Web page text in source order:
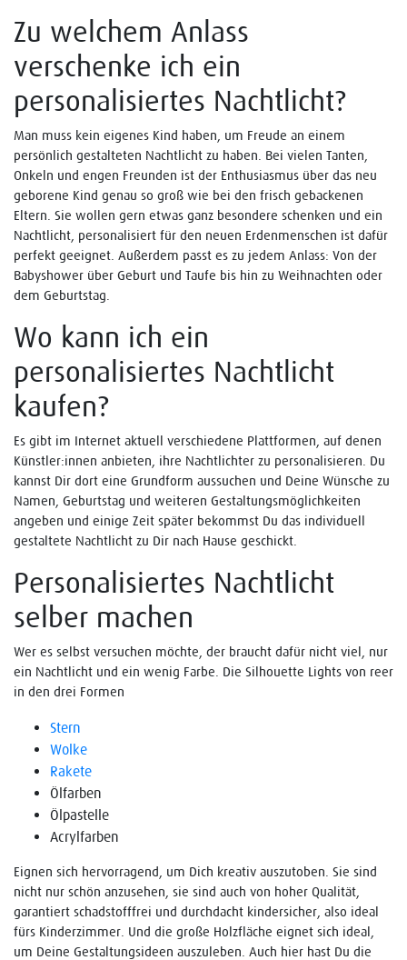
Zu welchem Anlass
verschenke ich ein
personalisiertes Nachtlicht?
Man muss kein eigenes Kind haben, um Freude an einem
persönlich gestalteten Nachtlicht zu haben. Bei vielen Tanten,
Onkeln und engen Freunden ist der Enthusiasmus über das neu
geborene Kind genau so groß wie bei den frisch gebackenen
Eltern. Sie wollen gern etwas ganz besondere schenken und ein
Nachtlicht, personalisiert für den neuen Erdenmenschen ist dafür
perfekt geeignet. Außerdem passt es zu jedem Anlass: Von der
Babyshower über Geburt und Taufe bis hin zu Weihnachten oder
dem Geburtstag.
Wo kann ich ein
personalisiertes Nachtlicht
kaufen?
Es gibt im Internet aktuell verschiedene Plattformen, auf denen
Künstler:innen anbieten, ihre Nachtlichter zu personalisieren. Du
kannst Dir dort eine Grundform aussuchen und Deine Wünsche zu
Namen, Geburtstag und weiteren Gestaltungsmöglichkeiten
angeben und einige Zeit später bekommst Du das individuell
gestaltete Nachtlicht zu Dir nach Hause geschickt.
Personalisiertes Nachtlicht
selber machen
Wer es selbst versuchen möchte, der braucht dafür nicht viel, nur
ein Nachtlicht und ein wenig Farbe. Die Silhouette Lights von reer
in den drei Formen
Stern
Wolke
Rakete
Ölfarben
Ölpastelle
Acrylfarben
Eignen sich hervorragend, um Dich kreativ auszutoben. Sie sind
nicht nur schön anzusehen, sie sind auch von hoher Qualität,
garantiert schadstofffrei und durchdacht kindersicher, also ideal
fürs Kinderzimmer. Und die große Holzfläche eignet sich ideal,
um Deine Gestaltungsideen auszuleben. Auch hier hast Du die